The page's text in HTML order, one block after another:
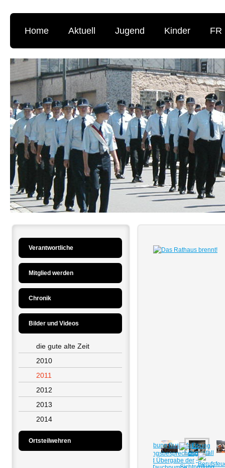
Home Aktuell Jugend Kinder FR
Verantwortliche
Mitglied werden
Chronik
Bilder und Videos
die gute alte Zeit
2010
2011
2012
2013
2014
Ortsteilwehren